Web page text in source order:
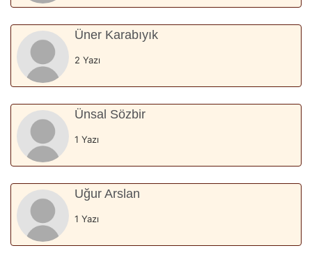
Üner Karabıyık
2 Yazı
Ünsal Sözbir
1 Yazı
Uğur Arslan
1 Yazı